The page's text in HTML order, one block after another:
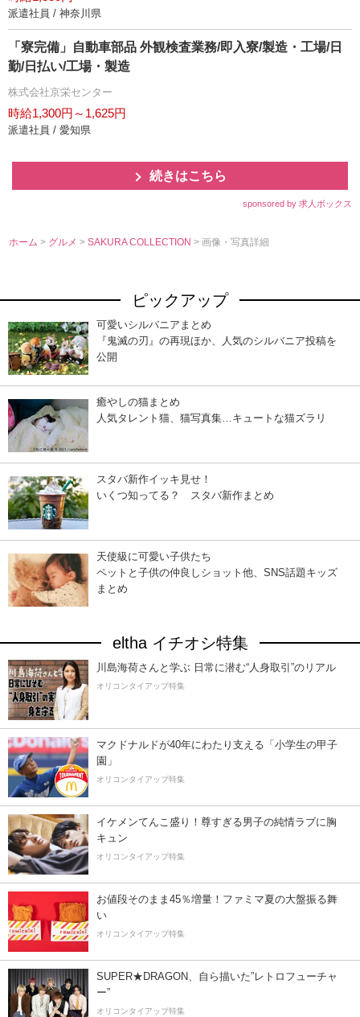
派遣社員 / 神奈川県
「寮完備」自動車部品 外観検査業務/即入寮/製造・工場/日
勤/日払い/工場・製造
株式会社京栄センター
時給1,300円～1,625円
派遣社員 / 愛知県
続きはこちら
sponsored by 求人ボックス
ホーム > グルメ>SAKURA COLLECTION> 画像・写真詳細
ピックアップ
可愛いシルバニアまとめ
『鬼滅の刃』の再現ほか、人気のシルバニア投稿を
公開
癒やしの猫まとめ
人気タレント猫、猫写真集…キュートな猫ズラリ
スタバ新作イッキ見せ！
いくつ知ってる？ スタバ新作まとめ
天使級に可愛い子供たち
ペットと子供の仲良しショット他、SNS話題キッズ
まとめ
eltha イチオシ特集
川島海荷さんと学ぶ 日常に潜む“人身取引”のリアル
オリコンタイアップ特集
マクドナルドが40年にわたり支える「小学生の甲子
園」
オリコンタイアップ特集
イケメンてんこ盛り！尊すぎる男子の純情ラブに胸
キュン
オリコンタイアップ特集
お値段そのまま45％増量！ファミマ夏の大盤振る舞
い
オリコンタイアップ特集
SUPER★DRAGON、自ら描いた”レトロフューチャ
ー”
オリコンタイアップ特集